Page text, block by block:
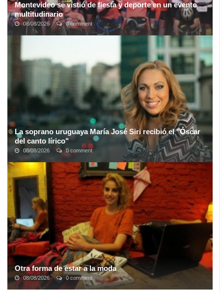
Montevideo se vistió de fiesta y deporte en un evento
multitudinario
08/08/2026 0 comment
Luego de 2 años de ausencia, los amantes del deporte pudieron
La soprano uruguaya María José Siri recibió el "Óscar
del canto lírico"
08/08/2026 0 comment
La soprano uruguaya María José Siri recibió el premio aMejor
Soprano
en los premios de ópera Stella della Lírica, apodados
"los Oscar del canto ...
Otra forma de estar a la moda
08/08/2026 0 comment
En septiembre la uruguaya Mónica Zanocchi desembarcó en la